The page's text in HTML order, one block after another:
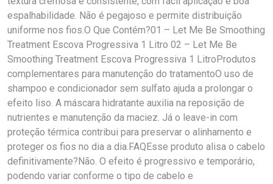
espalhabilidade. Não é pegajoso e permite distribuição
uniforme nos fios.O Que Contém?01 – Let Me Be Smoothing
Treatment Escova Progressiva 1 Litro 02 – Let Me Be
Smoothing Treatment Escova Progressiva 1 LitroProdutos
complementares para manutenção do tratamentoO uso de
shampoo e condicionador sem sulfato ajuda a prolongar o
efeito liso. A máscara hidratante auxilia na reposição de
nutrientes e manutenção da maciez. Já o leave-in com
proteção térmica contribui para preservar o alinhamento e
proteger os fios no dia a dia.FAQEsse produto alisa o cabelo
definitivamente?Não. O efeito é progressivo e temporário,
podendo variar conforme o tipo de cabelo e